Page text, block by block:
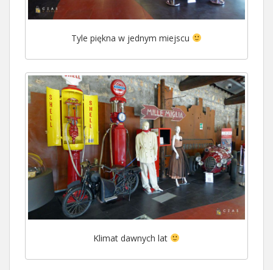
Tyle piękna w jednym miejscu
Klimat dawnych lat